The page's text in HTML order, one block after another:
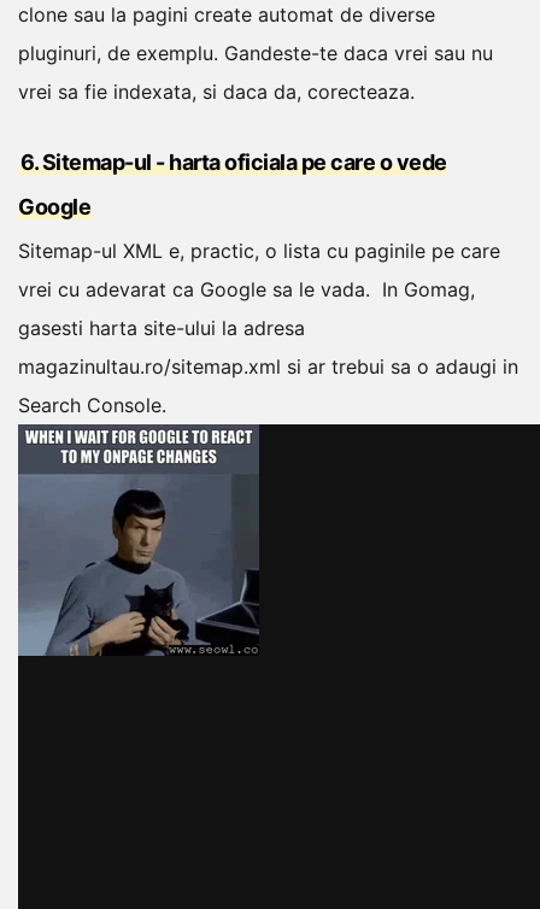
clone sau la pagini create automat de diverse
pluginuri, de exemplu. Gandeste-te daca vrei sau nu
vrei sa fie indexata, si daca da, corecteaza.
6. Sitemap-ul - harta oficiala pe care o vede
Google
Sitemap-ul XML e, practic, o lista cu paginile pe care
vrei cu adevarat ca Google sa le vada. In Gomag,
gasesti harta site-ului la adresa
magazinultau.ro/sitemap.xml si ar trebui sa o adaugi in
Search Console.